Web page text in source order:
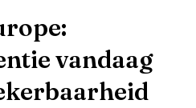
vandaag